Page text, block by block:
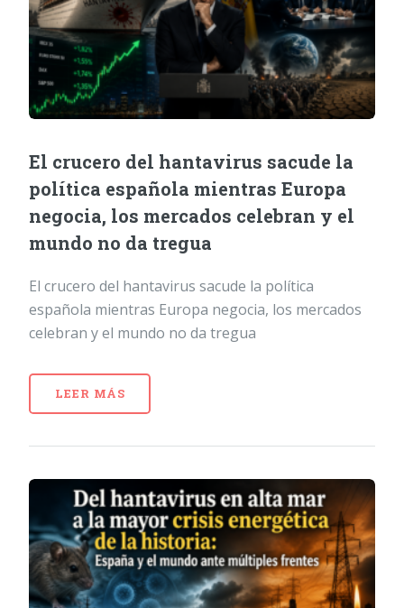
El crucero del hantavirus sacude la
política española mientras Europa
negocia, los mercados celebran y el
mundo no da tregua
El crucero del hantavirus sacude la política
española mientras Europa negocia, los mercados
celebran y el mundo no da tregua
LEER MÁS